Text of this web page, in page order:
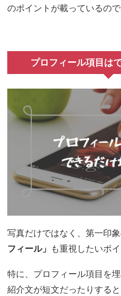
のポイントが載っているので
プロフィール項目は
写真だけではなく、第一印
フィール」
も重視したいポイ
特に、プロフィール項目を
紹介文が短文だったりする